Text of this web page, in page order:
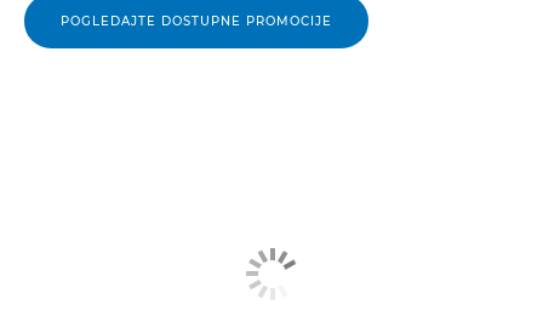
POGLEDAJTE DOSTUPNE PROMOCIJE